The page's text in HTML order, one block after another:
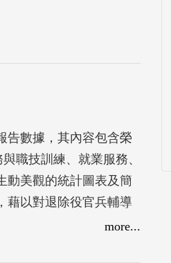
告數據，其內容包含榮
職技訓練、就業服務、
動美觀的統計圖表及簡
藉以對退除役官兵輔導
more...